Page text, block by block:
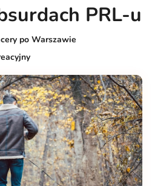
Kontakt
PRL-u
po Warszawie